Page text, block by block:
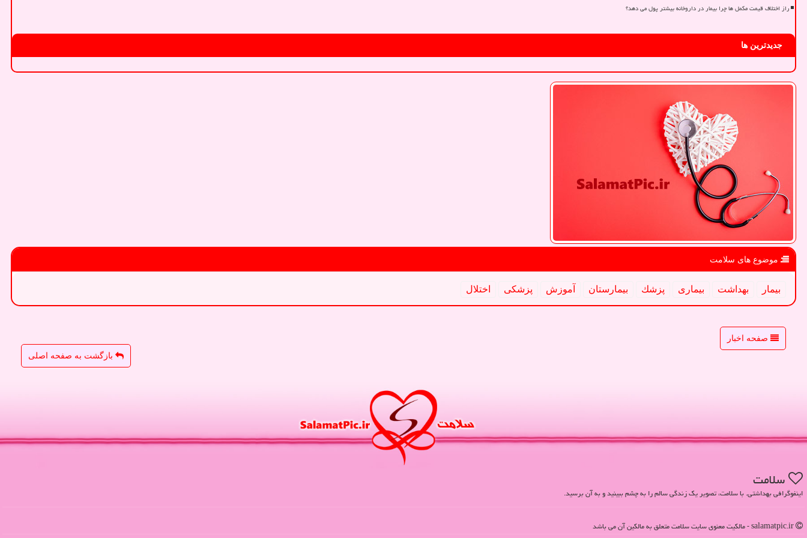
راز اختلاف قیمت مکمل ها چرا بیمار در داروخانه بیشتر پول می دهد؟
جدیدترین ها
موضوع های سلامت
بیمار بهداشت بیماری پزشك بیمارستان آموزش پزشكی اختلال
صفحه اخبار
بازگشت به صفحه اصلی
سلامت
اینفوگرافی بهداشتی. با سلامت، تصویر یک زندگی سالم را به چشم ببینید و به آن برسید.